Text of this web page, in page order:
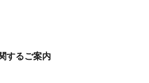
するご案内